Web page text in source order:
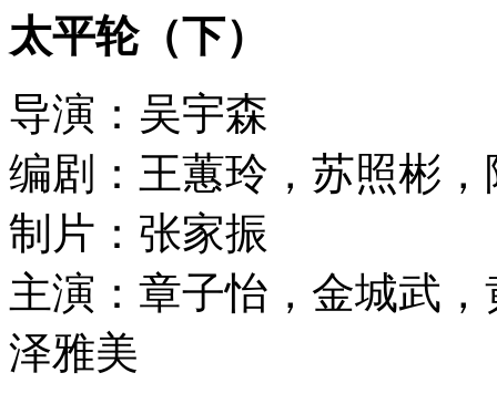
太平轮（下）
导演：吴宇森
编剧：王蕙玲，苏照彬，
制片：张家振
主演：章子怡，金城武
泽雅美